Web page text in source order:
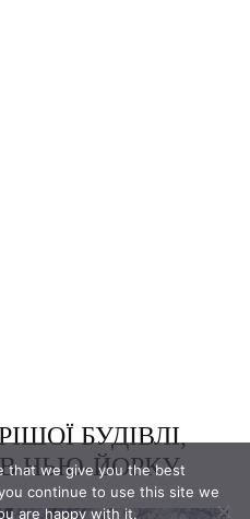
that we give you the best
continue to use this site we
are happy with it.